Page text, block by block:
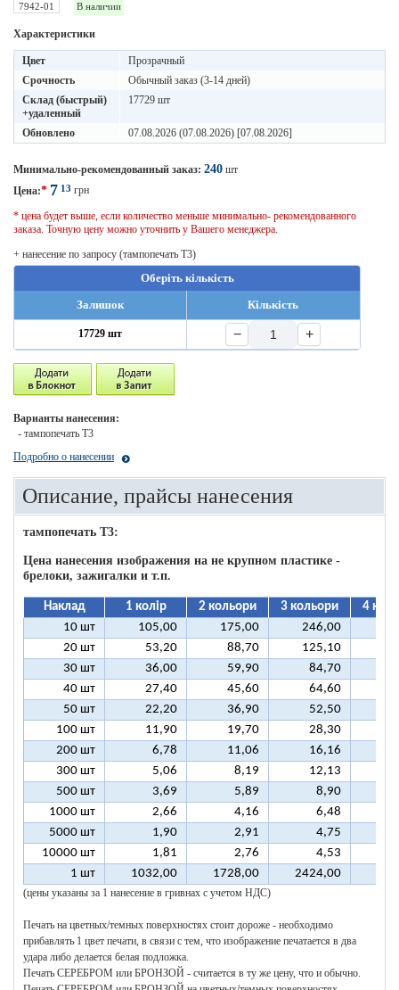
7942-01 В наличии
Характеристики
Цвет
Прозрачный
Срочность
Обычный заказ (3-14 дней)
Склад (быстрый)
+удаленный
17729 шт
Обновлено 07.08.2026 (07.08.2026) [07.08.2026]
Минимально-рекомендованный заказ: 240 шт
Цена:* 7 13 грн
* цена будет выше, если количество меньше минимально- рекомендованного
заказа. Точную цену можно уточнить у Вашего менеджера.
+ нанесение по запросу (тампопечать T3)
Оберіть кількість
Залишок
Кількість
17729 шт − +
Варианты нанесения:
- тампопечать T3
Подробно о нанесении
Описание, прайсы нанесения
тампопечать T3:
Цена нанесения изображения на не крупном пластике -
брелоки, зажигалки и т.п.
Наклад 1 колір 2 кольори 3 кольори
4
10 шт
105,00 175,00 246,00
20 шт
53,20 88,70 125,10
30 шт
36,00 59,90 84,70
40 шт
27,40 45,60 64,60
50 шт
22,20 36,90 52,50
100 шт
11,90 19,70 28,30
200 шт
6,78 11,06 16,16
300 шт
5,06 8,19 12,13
500 шт
3,69 5,89 8,90
1000 шт
2,66 4,16 6,48
5000 шт
1,90 2,91 4,75
10000 шт
1,81 2,76 4,53
1 шт
1032,00 1728,00 2424,00
(цены указаны за 1 нанесение в гривнах с учетом НДС)
Печать на цветных/темных поверхностях стоит дороже - необходимо
прибавлять 1 цвет печати, в связи с тем, что изображение печатается в два
удара либо делается белая подложка.
Печать СЕРЕБРОМ или БРОНЗОЙ - считается в ту же цену, что и обычно.